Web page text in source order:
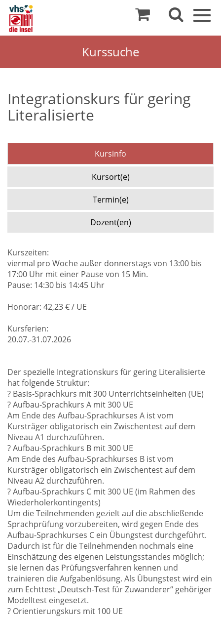
Kurssuche
Integrationskurs für gering
Literalisierte
Kursinfo
Kursort(e)
Termin(e)
Dozent(en)
Kurszeiten:
viermal pro Woche außer donnerstags von 13:00 bis
17:00 Uhr mit einer Pause von 15 Min.
Pause: 14:30 bis 14:45 Uhr
Honorar: 42,23 € / UE
Kursferien:
20.07.-31.07.2026
Der spezielle Integrationskurs für gering Literalisierte
hat folgende Struktur:
? Basis-Sprachkurs mit 300 Unterrichtseinheiten (UE)
? Aufbau-Sprachkurs A mit 300 UE
Am Ende des Aufbau-Sprachkurses A ist vom
Kursträger obligatorisch ein Zwischentest auf dem
Niveau A1 durchzuführen.
? Aufbau-Sprachkurs B mit 300 UE
Am Ende des Aufbau-Sprachkurses B ist vom
Kursträger obligatorisch ein Zwischentest auf dem
Niveau A2 durchzuführen.
? Aufbau-Sprachkurs C mit 300 UE (im Rahmen des
Wiederholerkontingents)
Um die Teilnehmenden gezielt auf die abschließende
Sprachprüfung vorzubereiten, wird gegen Ende des
Aufbau-Sprachkurses C ein Übungstest durchgeführt.
Dadurch ist für die Teilnehmenden nochmals eine
Einschätzung des eigenen Leistungsstandes möglich;
sie lernen das Prüfungsverfahren kennen und
trainieren die Aufgabenlösung. Als Übungstest wird ein
zum Echttest „Deutsch-Test für Zuwanderer“ gehöriger
Modelltest eingesetzt.
? Orientierungskurs mit 100 UE